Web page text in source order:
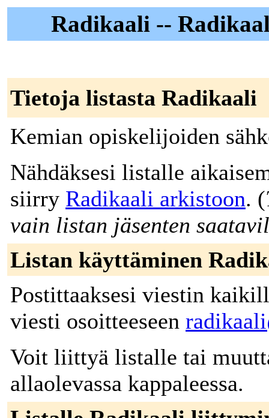
Radikaali --
Tietoja listasta Radikaali
Kemian opiskelijoiden
Nähdäksesi listalle
siirry Radikaali arkistoon. (
vain listan jäsenten
Listan käyttäminen
Postittaaksesi viestin
viesti osoitteeseen
Voit liittyä listalle tai
allaolevassa kappaleessa.